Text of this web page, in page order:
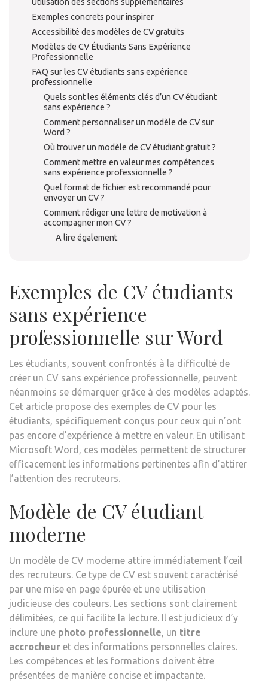
Exemples concrets pour inspirer
Accessibilité des modèles de CV gratuits
Modèles de CV Étudiants Sans Expérience
Professionnelle
FAQ sur les CV étudiants sans expérience
professionnelle
Quels sont les éléments clés d’un CV étudiant
sans expérience ?
Comment personnaliser un modèle de CV sur
Word ?
Où trouver un modèle de CV étudiant gratuit ?
Comment mettre en valeur mes compétences
sans expérience professionnelle ?
Quel format de fichier est recommandé pour
envoyer un CV ?
Comment rédiger une lettre de motivation à
accompagner mon CV ?
A lire également
Exemples de CV étudiants
sans expérience
professionnelle sur Word
Les étudiants, souvent confrontés à la difficulté de
créer un CV sans expérience professionnelle, peuvent
néanmoins se démarquer grâce à des modèles adaptés.
Cet article propose des exemples de CV pour les
étudiants, spécifiquement conçus pour ceux qui n’ont
pas encore d’expérience à mettre en valeur. En utilisant
Microsoft Word, ces modèles permettent de structurer
efficacement les informations pertinentes afin d’attirer
l’attention des recruteurs.
Modèle de CV étudiant
moderne
Un modèle de CV moderne attire immédiatement l’œil
des recruteurs. Ce type de CV est souvent caractérisé
par une mise en page épurée et une utilisation
judicieuse des couleurs. Les sections sont clairement
délimitées, ce qui facilite la lecture. Il est judicieux d’y
inclure une photo professionnelle, un titre
accrocheur et des informations personnelles claires.
Les compétences et les formations doivent être
présentées de manière concise et impactante.